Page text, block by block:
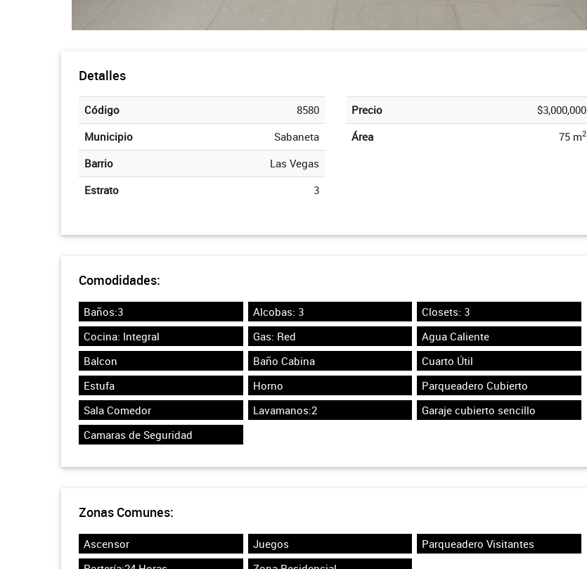
Detalles
Código
8580
Municipio
Sabaneta
Barrio
Las Vegas
Estrato
3
Precio
$3,000,000
Área
75 m2
Comodidades:
Baños:3 Alcobas: 3
Closets: 3
Cocina: Integral
Gas: Red
Agua Caliente
Balcon
Baño Cabina
Cuarto Útil
Estufa
Horno
Parqueadero Cubierto
Sala Comedor
Lavamanos:2
Garaje cubierto sencillo
Camaras de Seguridad
Zonas Comunes:
Ascensor Juegos
Parqueadero Visitantes